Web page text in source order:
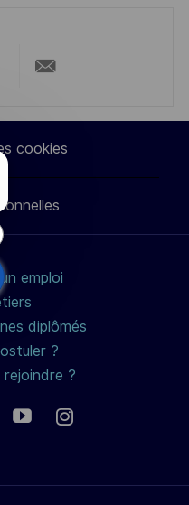
par
e-
mail
cookies
emploi
diplômés
?
rejoindre ?